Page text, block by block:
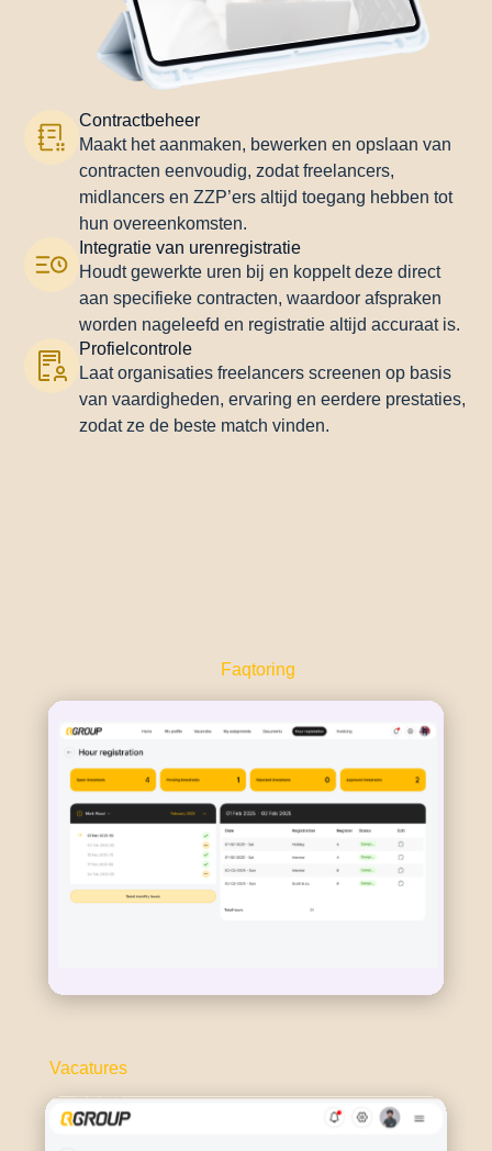
Contractbeheer
Maakt het aanmaken, bewerken en opslaan van
contracten eenvoudig, zodat freelancers,
midlancers en ZZP’ers altijd toegang hebben tot
hun overeenkomsten.
Integratie van urenregistratie
Houdt gewerkte uren bij en koppelt deze direct
aan specifieke contracten, waardoor afspraken
worden nageleefd en registratie altijd accuraat is.
Profielcontrole
Laat organisaties freelancers screenen op basis
van vaardigheden, ervaring en eerdere prestaties,
zodat ze de beste match vinden.
Faqtoring
Vacatures